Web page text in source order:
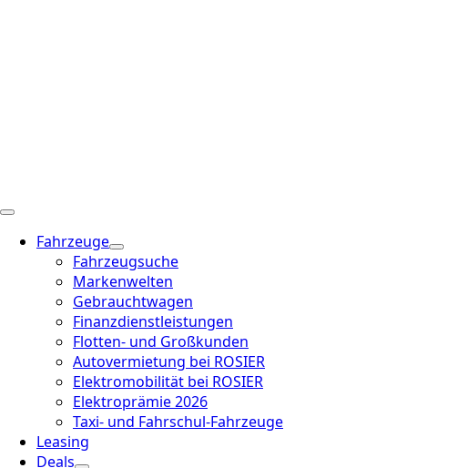
Fahrzeuge
Fahrzeugsuche
Markenwelten
Gebrauchtwagen
Finanzdienstleistungen
Flotten- und Großkunden
Autovermietung bei ROSIER
Elektromobilität bei ROSIER
Elektroprämie 2026
Taxi- und Fahrschul-Fahrzeuge
Leasing
Deals